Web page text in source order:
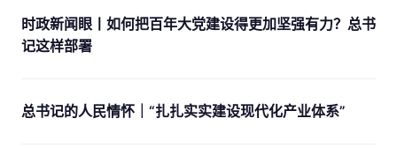
时政新闻眼丨如何把百年大党建设得更加坚强有力？总书
记这样部署
总书记的人民情怀｜“扎扎实实建设现代化产业体系”